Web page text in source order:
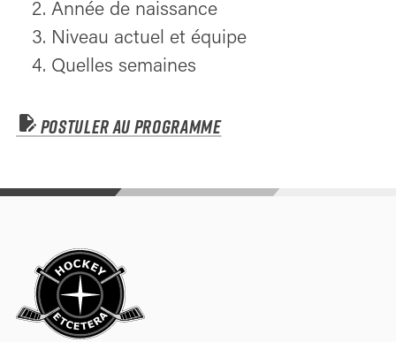
Année de naissance
Niveau actuel et équipe
Quelles semaines
edit_document POSTULER AU PROGRAMME